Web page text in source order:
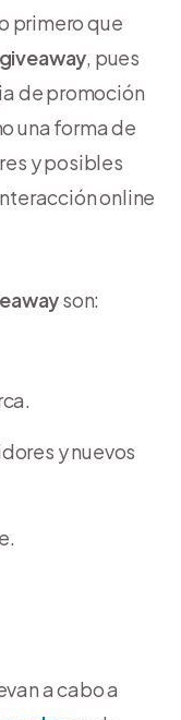
primero que
giveaway, pues
de promoción
una forma de
y posibles
online
son:
y nuevos
a cabo a